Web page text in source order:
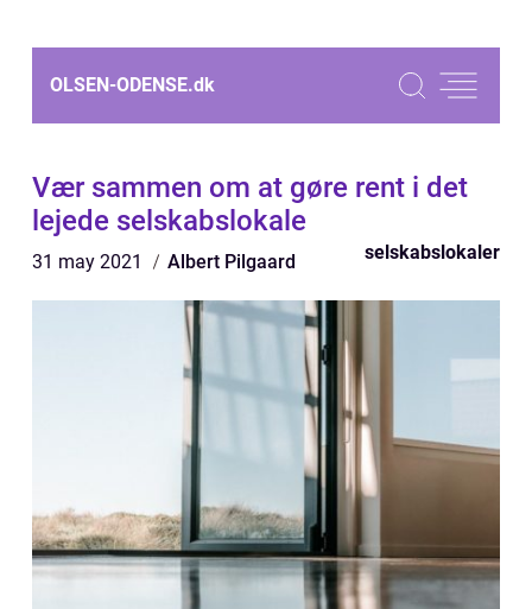
OLSEN-ODENSE.dk
Vær sammen om at gøre rent i det
lejede selskabslokale
31 may 2021 Albert Pilgaard selskabslokaler